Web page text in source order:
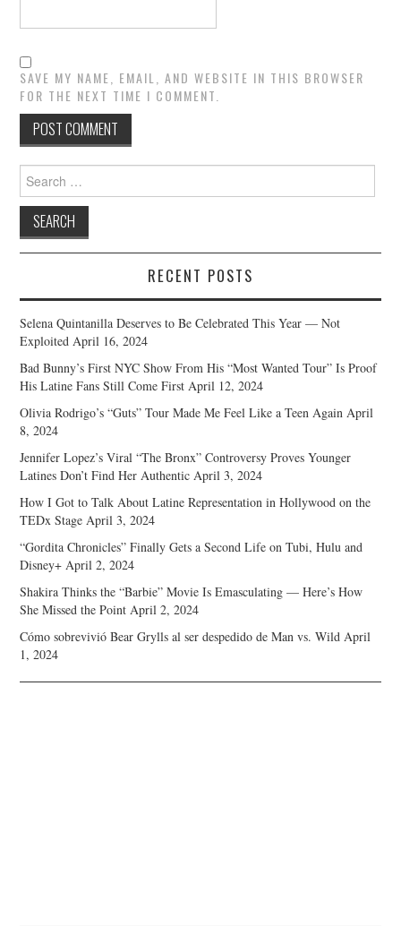
SAVE MY NAME, EMAIL, AND WEBSITE IN THIS BROWSER
FOR THE NEXT TIME I COMMENT.
Search
for:
RECENT POSTS
Selena Quintanilla Deserves to Be Celebrated This Year — Not
Exploited April 16, 2024
Bad Bunny’s First NYC Show From His “Most Wanted Tour” Is Proof
His Latine Fans Still Come First April 12, 2024
Olivia Rodrigo’s “Guts” Tour Made Me Feel Like a Teen Again April
8, 2024
Jennifer Lopez’s Viral “The Bronx” Controversy Proves Younger
Latines Don’t Find Her Authentic April 3, 2024
How I Got to Talk About Latine Representation in Hollywood on the
TEDx Stage April 3, 2024
“Gordita Chronicles” Finally Gets a Second Life on Tubi, Hulu and
Disney+ April 2, 2024
Shakira Thinks the “Barbie” Movie Is Emasculating — Here’s How
She Missed the Point April 2, 2024
Cómo sobrevivió Bear Grylls al ser despedido de Man vs. Wild April
1, 2024